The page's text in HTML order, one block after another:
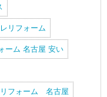
レリフォーム
ーム 名古屋 安い
リフォーム 名古屋